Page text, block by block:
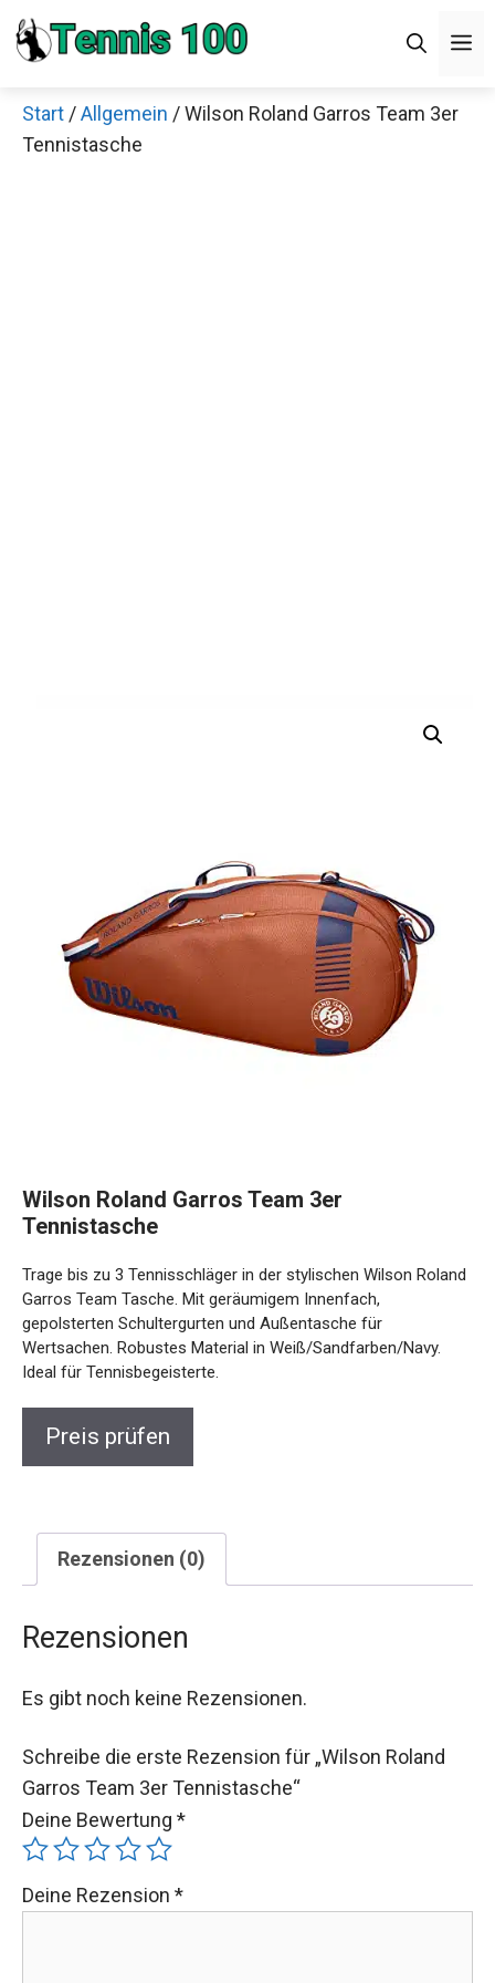
Zum
Inhalt
Start /Allgemein / Wilson Roland Garros Team 3er
Tennistasche
Wilson Roland Garros Team 3er
Tennistasche
Trage bis zu 3 Tennisschläger in der stylischen Wilson Roland
Garros Team Tasche. Mit geräumigem Innenfach,
gepolsterten Schultergurten und Außentasche für
Wertsachen. Robustes Material in Weiß/Sandfarben/Navy.
Ideal für Tennisbegeisterte.
Preis prüfen
Rezensionen (0)
Rezensionen
Es gibt noch keine Rezensionen.
Schreibe die erste Rezension für „Wilson Roland
Garros Team 3er Tennistasche“
Deine Bewertung *
Deine Rezension *